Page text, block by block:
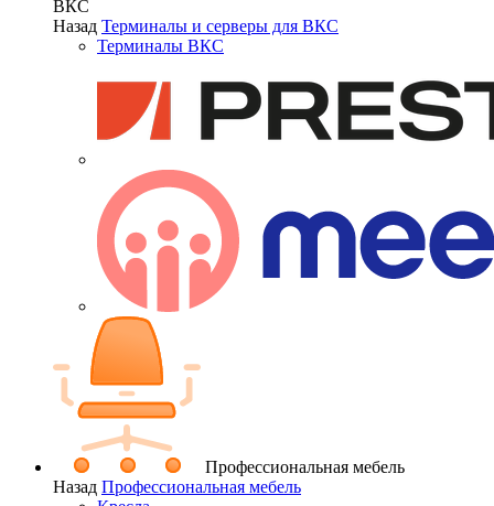
ВКС
Назад Терминалы и серверы для ВКС
Терминалы ВКС
Профессиональная мебель
Назад Профессиональная мебель